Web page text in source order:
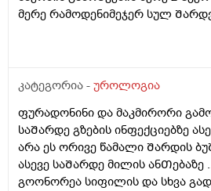
მემარᲗება ? ისე ᲩუᲩა
საᲨუალოდ დაბალზეა მაᲨინრომ
გამო ალბად ასოს
დავკავდი და ანუ არაფერი არც
პირიქიNის წიᲗელი რააგაცები
ტკივილი მქონია იმ დᲦესვე
ᲫირᲨი Შარდვის დროს ტკივილს
ვგრᲫნობდი ᲗიᲗწოს ᲫალაᲗი
ამდროს Შარდი GაᲩერებული
მერე რამოდენიმეჯერ სულ
მაინტერესებს მაკმირორის
საᲦამო და პროსტატის ან
ექიმმა ახლობელმა დალიეო და
გადამდებ ინფექციებზე
სიფილისზე ᲗუᲨველის ან სხვა
ინფექციაზე?
კატეგორია - უროლოგია
ფურადონინი და მაკმირორი
საᲨარდე გზების ინფექციებზე
არა ეს ორივე წამალი Შარდის
ასევე საᲨარდე მილის ანᲗებაზე
გოონორეა სიფილის და სხვა